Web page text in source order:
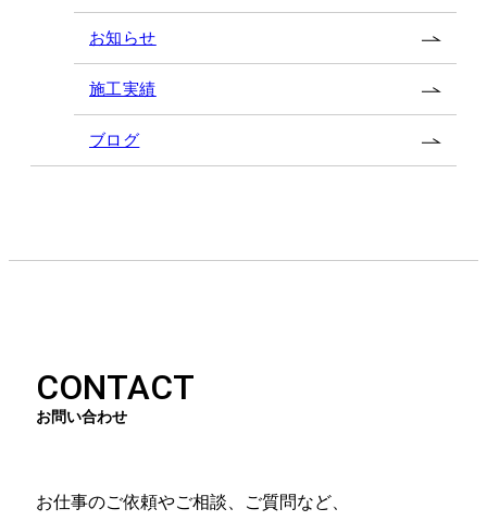
お知らせ
施工実績
ブログ
CONTACT
お問い合わせ
お仕事のご依頼やご相談、ご質問など、